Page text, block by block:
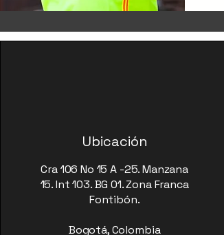
Ubicación
Cra 106 No 15 A -25. Manzana
15. Int 103. BG 01. Zona Franca
Fontibón.
Bogotá, Colombia